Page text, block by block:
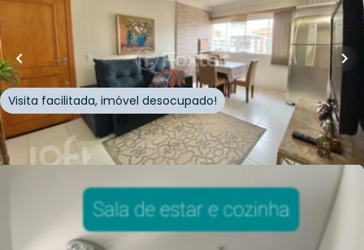
Loft Marketplace
Apartamento • Empreendimento Arroio Do Meio,
1069 - Capão Da Canoa/RS
Rua Arroio Do Meio,Zona Nova,Capão da Canoa
Visita facilitada, imóvel desocupado!
Whatsapp
Cód.747588
499.200,00
quartos•1banheiro•0vagas